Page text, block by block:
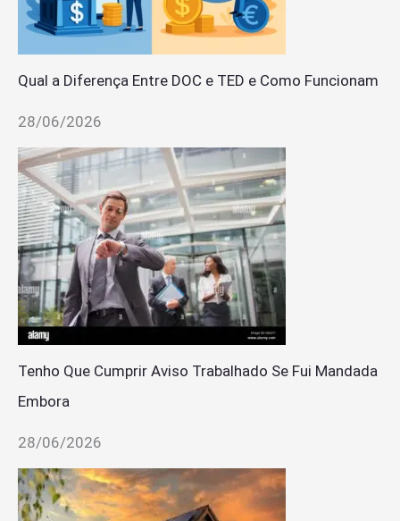
Qual a Diferença Entre DOC e TED e Como Funcionam
28/06/2026
Tenho Que Cumprir Aviso Trabalhado Se Fui Mandada
Embora
28/06/2026